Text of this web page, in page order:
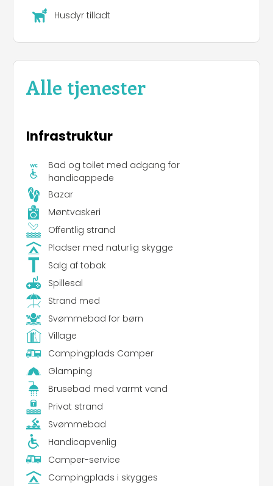
Husdyr tilladt
Alle tjenester
Infrastruktur
Bad og toilet med adgang for
handicappede
Bazar
Møntvaskeri
Offentlig strand
Pladser med naturlig skygge
Salg af tobak
Spillesal
Strand med
Svømmebad for børn
Village
Campingplads Camper
Glamping
Brusebad med varmt vand
Privat strand
Svømmebad
Handicapvenlig
Camper-service
Campingplads i skygges